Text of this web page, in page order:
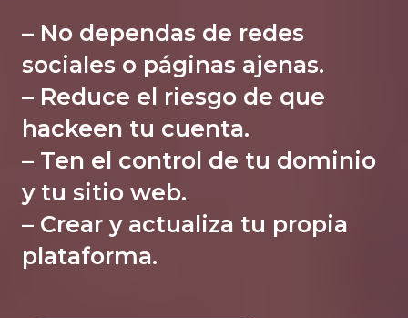
– No dependas de redes
sociales o páginas ajenas.
– Reduce el riesgo de que
hackeen tu cuenta.
– Ten el control de tu dominio
y tu sitio web.
– Crear y actualiza tu propia
plataforma.